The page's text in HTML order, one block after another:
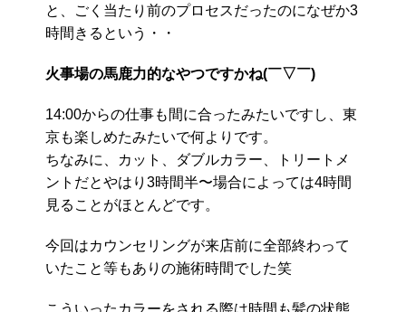
と、ごく当たり前のプロセスだったのになぜか3
時間きるという・・
火事場の馬鹿力的なやつですかね(￣▽￣)
14:00からの仕事も間に合ったみたいですし、東
京も楽しめたみたいで何よりです。
ちなみに、カット、ダブルカラー、トリートメ
ントだとやはり3時間半〜場合によっては4時間
見ることがほとんどです。
今回はカウンセリングが来店前に全部終わって
いたこと等もありの施術時間でした笑